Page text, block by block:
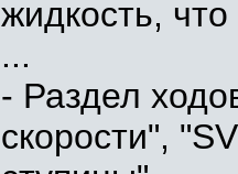
жидкость,
...
- Раздел
скорости",